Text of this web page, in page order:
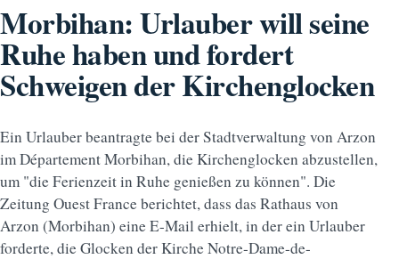
Morbihan: Urlauber will seine
Ruhe haben und fordert
Schweigen der Kirchenglocken
Ein Urlauber beantragte bei der Stadtverwaltung von Arzon
im Département Morbihan, die Kirchenglocken abzustellen,
um "die Ferienzeit in Ruhe genießen zu können". Die
Zeitung Ouest France berichtet, dass das Rathaus von
Arzon (Morbihan) eine E-Mail erhielt, in der ein Urlauber
forderte, die Glocken der Kirche Notre-Dame-de-